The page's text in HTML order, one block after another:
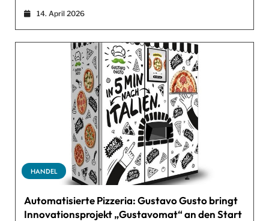
14. April 2026
HANDEL
Automatisierte Pizzeria: Gustavo Gusto bringt
Innovationsprojekt „Gustavomat“ an den Start